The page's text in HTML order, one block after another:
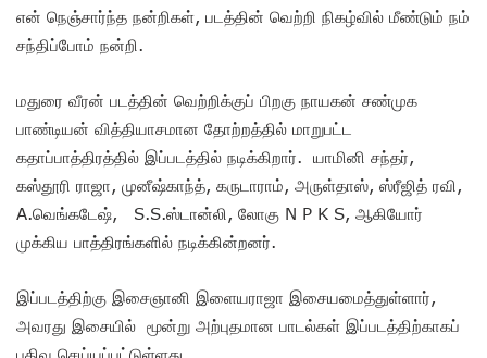
என் நெஞ்சார்ந்த நன்றிகள், படத்தின் வெற்றி நிகழ்வில் மீண்டும் நம்
சந்திப்போம் நன்றி.
மதுரை வீரன் படத்தின் வெற்றிக்குப் பிறகு நாயகன் சண்முக
பாண்டியன் வித்தியாசமான தோற்றத்தில் மாறுபட்ட
கதாப்பாத்திரத்தில் இப்படத்தில் நடிக்கிறார். யாமினி சந்தர்,
கஸ்தூரி ராஜா, முனீஷ்காந்த், கருடாராம், அருள்தாஸ், ஸ்ரீஜித் ரவி,
A.வெங்கடேஷ், S.S.ஸ்டான்லி, லோகு N P K S, ஆகியோர்
முக்கிய பாத்திரங்களில் நடிக்கின்றனர்.
இப்படத்திற்கு இசைஞானி இளையராஜா இசையமைத்துள்ளார்,
அவரது இசையில் மூன்று அற்புதமான பாடல்கள் இப்படத்திற்காகப்